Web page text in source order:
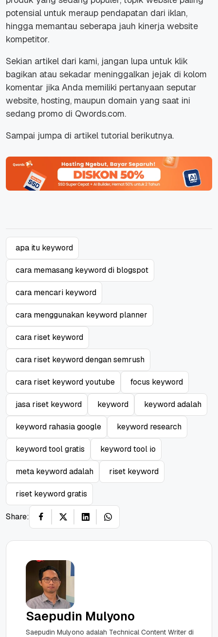
potensial untuk meraup pendapatan dari iklan,
hingga memantau seberapa jauh kinerja website
kompetitor.
Sekian artikel dari kami, jangan lupa untuk klik
bagikan atau sekadar meninggalkan jejak di kolom
komentar jika Anda memiliki pertanyaan seputar
website, hosting, maupun domain yang saat ini
sedang promo di Qwords.com.
Sampai jumpa di artikel tutorial berikutnya.
apa itu keyword
cara memasang keyword di blogspot
cara mencari keyword
cara menggunakan keyword planner
cara riset keyword
cara riset keyword dengan semrush
cara riset keyword youtube focus keyword
jasa riset keyword keyword keyword adalah
keyword rahasia google keyword research
keyword tool gratis keyword tool io
meta keyword adalah riset keyword
riset keyword gratis
Share:
Saepudin Mulyono
Saepudin Mulyono adalah Technical Content Writer di